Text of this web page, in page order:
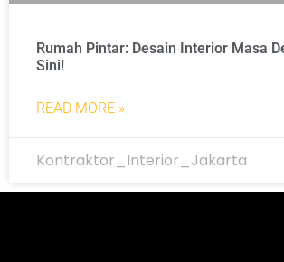
Rumah Pintar: Desain Interior Masa
Sini!
READ MORE »
Kontraktor_Interior_Jakarta